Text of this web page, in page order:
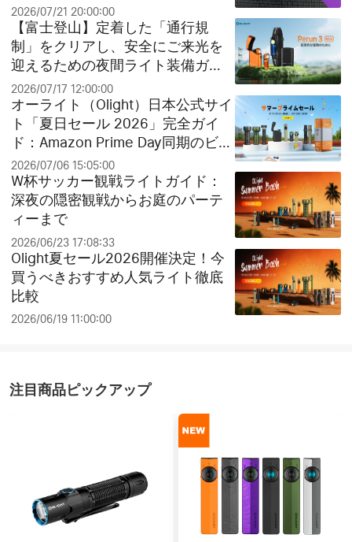
2026/07/21 20:00:00
【富士登山】定着した「通行規
制」をクリアし、安全にご来光を
迎えるための夜間ライト装備ガイ
ド
2026/07/17 12:00:00
オーライト（Olight）日本公式サイ
ト「夏日セール 2026」完全ガイ
ド：Amazon Prime Day同期のビッ
グセールとお得なクリアランス祭
り！
2026/07/06 15:05:00
W杯サッカー観戦ライトガイド：
深夜の隠密観戦からお庭のパーテ
ィーまで
2026/06/23 17:08:33
Olight夏セール2026開催決定！今
買うべきおすすめ人気ライト徹底
比較
2026/06/19 11:00:00
注目商品ピックアップ